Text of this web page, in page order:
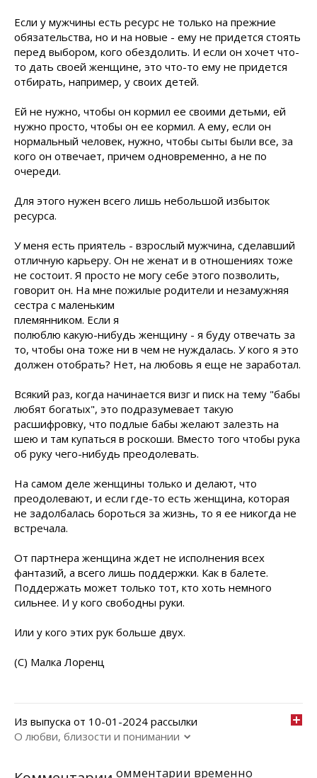
Если у мужчины есть ресурс не только на прежние
обязательства, но и на новые - ему не придется стоять
перед выбором, кого обездолить. И если он хочет что-
то дать своей женщине, это что-то ему не придется
отбирать, например, у своих детей.
Ей не нужно, чтобы он кормил ее своими детьми, ей
нужно просто, чтобы он ее кормил. А ему, если он
нормальный человек, нужно, чтобы сыты были все, за
кого он отвечает, причем одновременно, а не по
очереди.
Для этого нужен всего лишь небольшой избыток
ресурса.
У меня есть приятель - взрослый мужчина, сделавший
отличную карьеру. Он не женат и в отношениях тоже
не состоит. Я просто не могу себе этого позволить,
говорит он. На мне пожилые родители и незамужняя
сестра с маленьким
племянником. Если я
полюблю какую-нибудь женщину - я буду отвечать за
то, чтобы она тоже ни в чем не нуждалась. У кого я это
должен отобрать? Нет, на любовь я еще не заработал.
Всякий раз, когда начинается визг и писк на тему "бабы
любят богатых", это подразумевает такую
расшифровку, что подлые бабы желают залезть на
шею и там купаться в роскоши. Вместо того чтобы рука
об руку чего-нибудь преодолевать.
На самом деле женщины только и делают, что
преодолевают, и если где-то есть женщина, которая
не задолбалась бороться за жизнь, то я ее никогда не
встречала.
От партнера женщина ждет не исполнения всех
фантазий, а всего лишь поддержки. Как в балете.
Поддержать может только тот, кто хоть немного
сильнее. И у кого свободны руки.
Или у кого этих рук больше двух.
(С) Малка Лоренц
Из выпуска от 10-01-2024 рассылки
О любви, близости и понимании
омментарии временно